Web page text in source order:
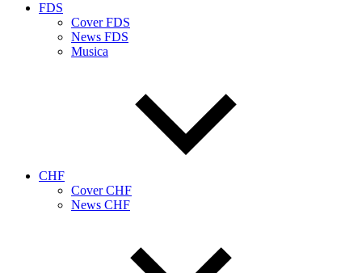
FDS
Cover FDS
News FDS
Musica
CHF
Cover CHF
News CHF